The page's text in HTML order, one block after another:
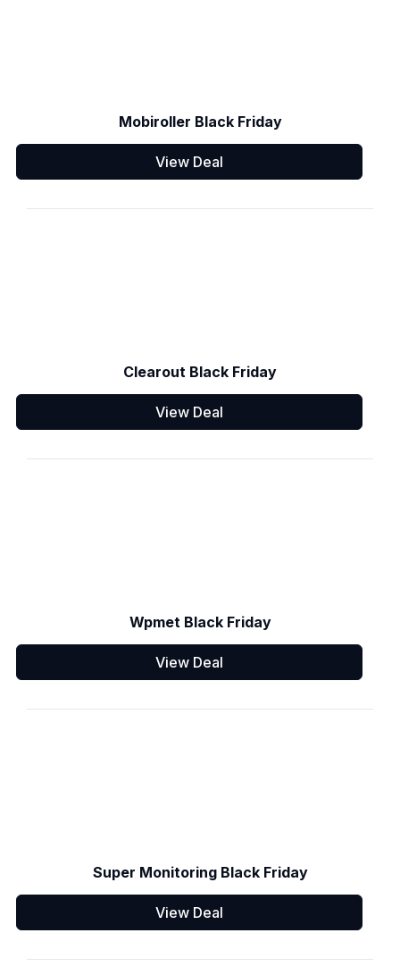
Mobiroller Black Friday
View Deal
Clearout Black Friday
View Deal
Wpmet Black Friday
View Deal
Super Monitoring Black Friday
View Deal